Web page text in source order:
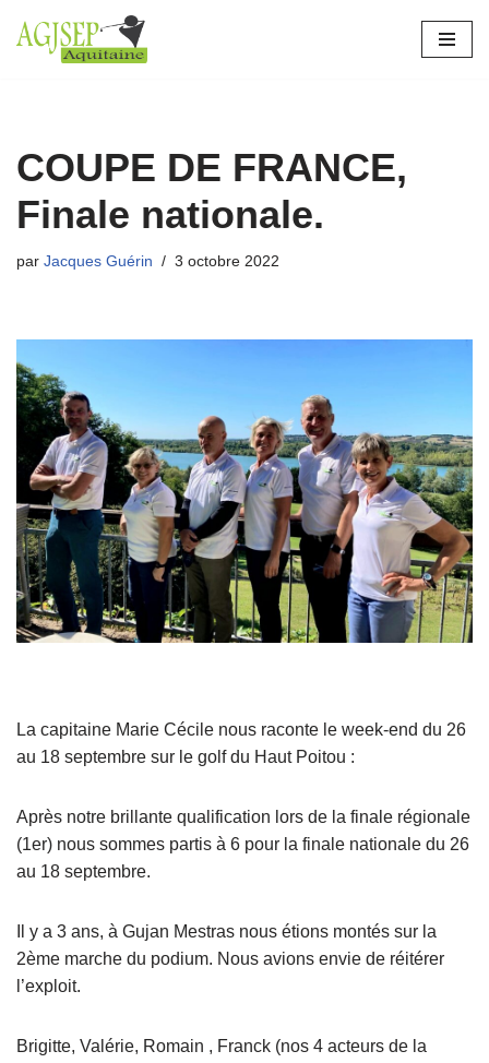
Aller
COUPE DE FRANCE,
Finale nationale.
par Jacques Guérin 3 octobre 2022
La capitaine Marie Cécile nous raconte le week-end du 26
au 18 septembre sur le golf du Haut Poitou :
Après notre brillante qualification lors de la finale régionale
(1er) nous sommes partis à 6 pour la finale nationale du 26
au 18 septembre.
Il y a 3 ans, à Gujan Mestras nous étions montés sur la
2ème marche du podium. Nous avions envie de réitérer
l’exploit.
Brigitte, Valérie, Romain , Franck (nos 4 acteurs de la